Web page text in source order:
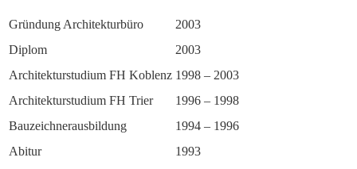
Gründung Architekturbüro
2003
Diplom
2003
Architekturstudium FH Koblenz 1998 – 2003
Architekturstudium FH Trier
1996 – 1998
Bauzeichnerausbildung
1994 – 1996
Abitur
1993